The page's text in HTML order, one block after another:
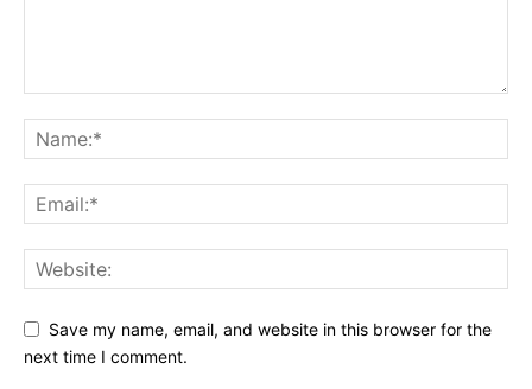
Save my name, email, and website in this browser for the
next time I comment.